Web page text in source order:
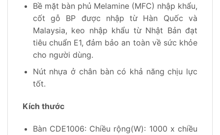
Bề mặt bàn phủ Melamine (MFC) nhập khẩu,
cốt gỗ BP được nhập từ Hàn Quốc và
Malaysia, keo nhập khẩu từ Nhật Bản đạt
tiêu chuẩn E1, đảm bảo an toàn về sức khỏe
cho người dùng.
Nút nhựa ở chân bàn có khả năng chịu lực
tốt.
Kích thước
Bàn CDE1006: Chiều rộng(W): 1000 x chiều